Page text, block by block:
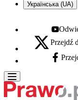
Українська (UA)
Youtube -
X - otwiera się w
Przejdź
Facebook